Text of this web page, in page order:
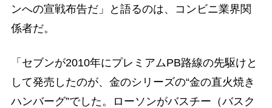
ンへの宣戦布告だ」と語るのは、コンビニ業界関
係者だ。
「セブンが2010年にプレミアムPB路線の先駆けと
して発売したのが、金のシリーズの“金の直火焼き
ハンバーグ”でした。ローソンがバスチー（バスク